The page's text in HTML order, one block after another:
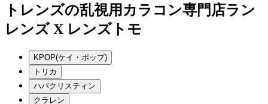
トレンズの乱視用カラコン専門店ラン
レンズ X レンズトモ